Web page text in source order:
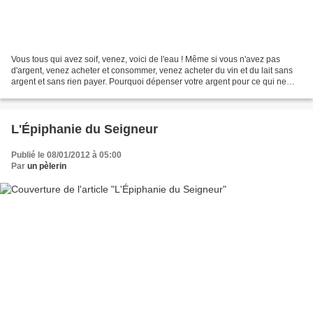
Vous tous qui avez soif, venez, voici de l'eau ! Même si vous n'avez pas
d'argent, venez acheter et consommer, venez acheter du vin et du lait sans
argent et sans rien payer. Pourquoi dépenser votre argent pour ce qui ne
L'Épiphanie du Seigneur
Publié le 08/01/2012 à 05:00
Par un pèlerin